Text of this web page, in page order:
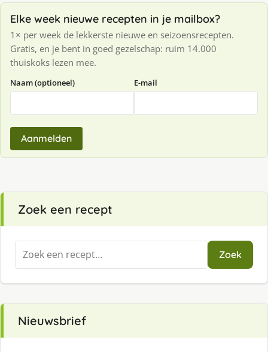
Elke week nieuwe recepten in je mailbox?
1× per week de lekkerste nieuwe en seizoensrecepten.
Gratis, en je bent in goed gezelschap: ruim 14.000
thuiskoks lezen mee.
Naam (optioneel) E-mail
Aanmelden
Zoek een recept
Zoeken
naar:
Zoek
Nieuwsbrief